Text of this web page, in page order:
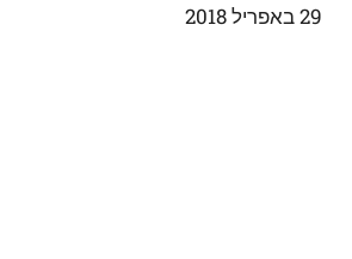
29 באפריל 2018